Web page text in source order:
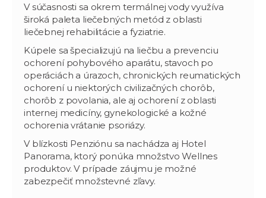
V súčasnosti sa okrem termálnej vody využíva
široká paleta liečebných metód z oblasti
liečebnej rehabilitácie a fyziatrie.
Kúpele sa špecializujú na liečbu a prevenciu
ochorení pohybového aparátu, stavoch po
operáciách a úrazoch, chronických reumatických
ochorení u niektorých civilizačných chorôb,
chorôb z povolania, ale aj ochorení z oblasti
internej medicíny, gynekologické a kožné
ochorenia vrátanie psoriázy.
V blízkosti Penziónu sa nachádza aj Hotel
Panorama, ktorý ponúka množstvo Wellnes
produktov. V prípade záujmu je možné
zabezpečiť množstevné zľavy.